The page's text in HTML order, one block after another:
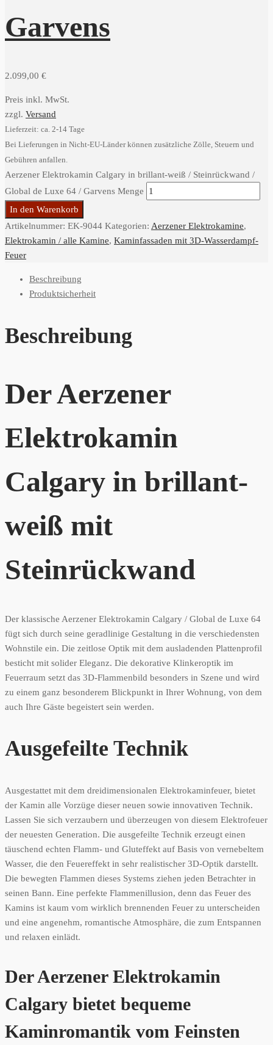
Garvens
2.099,00 €
Preis inkl. MwSt.
zzgl. Versand
Lieferzeit: ca. 2-14 Tage
Bei Lieferungen in Nicht-EU-Länder können zusätzliche Zölle, Steuern und
Gebühren anfallen.
Aerzener Elektrokamin Calgary in brillant-weiß / Steinrückwand /
Global de Luxe 64 / Garvens Menge
In den Warenkorb
Artikelnummer: EK-9044 Kategorien: Aerzener Elektrokamine,
Elektrokamin / alle Kamine, Kaminfassaden mit 3D-Wasserdampf-
Feuer
Beschreibung
Produktsicherheit
Beschreibung
Der Aerzener
Elektrokamin
Calgary in brillant-
weiß mit
Steinrückwand
Der klassische Aerzener Elektrokamin Calgary / Global de Luxe 64
fügt sich durch seine geradlinige Gestaltung in die verschiedensten
Wohnstile ein. Die zeitlose Optik mit dem ausladenden Plattenprofil
besticht mit solider Eleganz. Die dekorative Klinkeroptik im
Feuerraum setzt das 3D-Flammenbild besonders in Szene und wird
zu einem ganz besonderem Blickpunkt in Ihrer Wohnung, von dem
auch Ihre Gäste begeistert sein werden.
Ausgefeilte Technik
Ausgestattet mit dem dreidimensionalen Elektrokaminfeuer, bietet
der Kamin alle Vorzüge dieser neuen sowie innovativen Technik.
Lassen Sie sich verzaubern und überzeugen von diesem Elektrofeuer
der neuesten Generation. Die ausgefeilte Technik erzeugt einen
täuschend echten Flamm- und Gluteffekt auf Basis von vernebeltem
Wasser, die den Feuereffekt in sehr realistischer 3D-Optik darstellt.
Die bewegten Flammen dieses Systems ziehen jeden Betrachter in
seinen Bann. Eine perfekte Flammenillusion, denn das Feuer des
Kamins ist kaum vom wirklich brennenden Feuer zu unterscheiden
und eine angenehm, romantische Atmosphäre, die zum Entspannen
und relaxen einlädt.
Der Aerzener Elektrokamin
Calgary bietet bequeme
Kaminromantik vom Feinsten